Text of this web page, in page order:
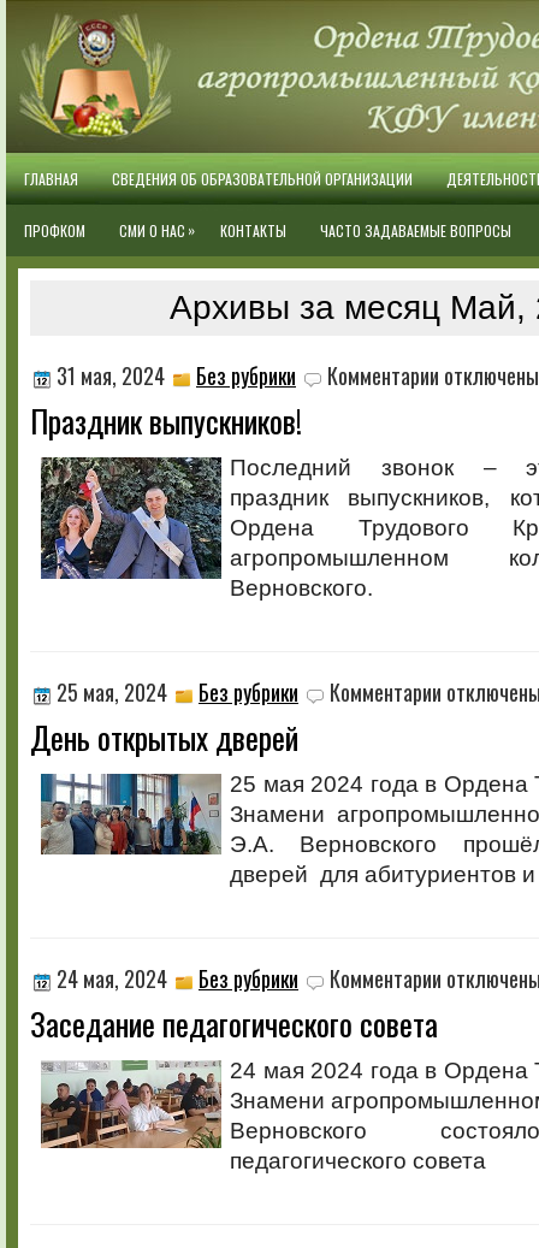
ГЛАВНАЯ СВЕДЕНИЯ ОБ ОБРАЗОВАТЕЛЬНОЙ ОРГАНИЗАЦИИ
ПРОФКОМ СМИ О НАС » КОНТАКТЫ ЧАСТО ЗАДАВАЕМЫЕ ВОПРОСЫ
Архивы за месяц Май,
31 мая, 2024 Без рубрики Комментарии записи
отключены
Праздник выпускников!
Последний звонок –
праздник выпускников,
Ордена Трудового
агропромышленном
Верновского.
25 мая, 2024 Без рубрики Комментарии записи
дверей
День открытых дверей
25 мая 2024 года в Ордена
Знамени
Э.А. Верновского
дверей для абитуриентов
24 мая, 2024 Без рубрики Комментарии записи
совета
Заседание педагогического совета
24 мая 2024 года в Ордена
Знамени
Верновского
педагогического совета